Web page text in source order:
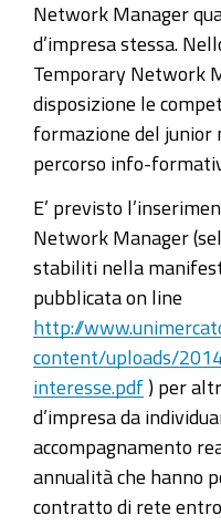
Network Manager
d’impresa stessa.
Temporary Network
disposizione le
formazione del junior
percorso info-
E’ previsto
Network Manager
stabiliti nella
pubblicata on line
http://
content/uploads/
interesse.pdf ) per
d’impresa da
accompagnamento
annualità che hanno
contratto di rete